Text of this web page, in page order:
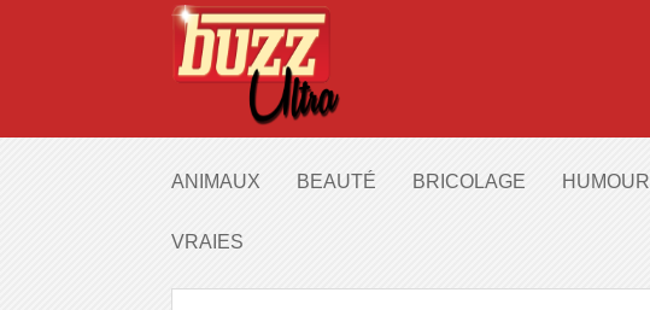
ANIMAUX BEAUTÉ BRICOLAGE HUMOUR
VRAIES